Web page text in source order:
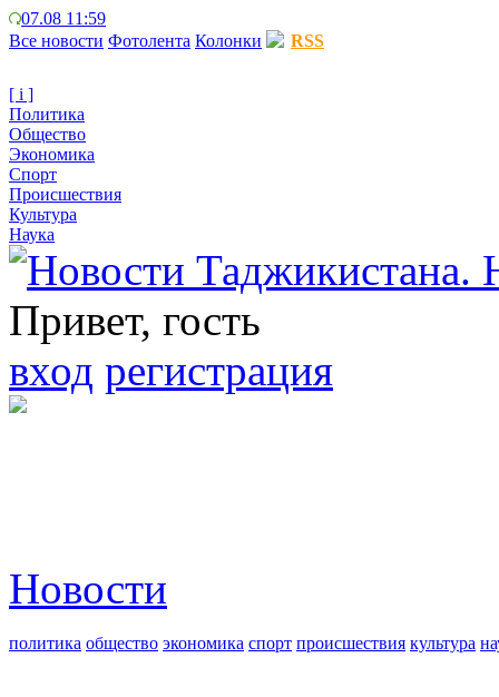
07.08 11:59
Все новости Фотолента Колонки RSS
[ i ]
Политика
Общество
Экономика
Спорт
Происшествия
Культура
Наука
Привет, гость
вход регистрация
Новости
политика общество экономика спорт происшествия культура